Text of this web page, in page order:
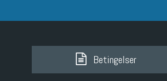
Betingelser